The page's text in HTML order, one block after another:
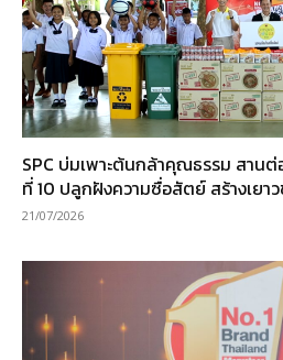
SPC บ่มเพาะต้นกล้าคุณธรรม สาน
ที่ 10 ปลูกฝังความซื่อสัตย์ สร้างเยา
21/07/2026